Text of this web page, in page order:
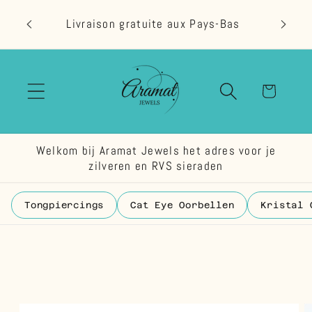
passer
contenu
Livraison gratuite aux Pays-Bas
Panier
Welkom bij Aramat Jewels het adres voor je
zilveren en RVS sieraden
Tongpiercings Cat Eye Oorbellen Kristal